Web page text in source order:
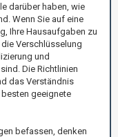
darüber haben, wie
Wenn Sie auf eine
Ihre Hausaufgaben zu
Verschlüsselung
und
Die Richtlinien
das Verständnis
besten geeignete
befassen, denken